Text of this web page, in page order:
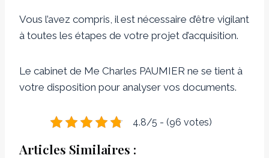
Vous l’avez compris, il est nécessaire d’être vigilant
à toutes les étapes de votre projet d’acquisition.
Le cabinet de Me Charles PAUMIER ne se tient à
votre disposition pour analyser vos documents.
4.8/5 - (96 votes)
Articles Similaires :